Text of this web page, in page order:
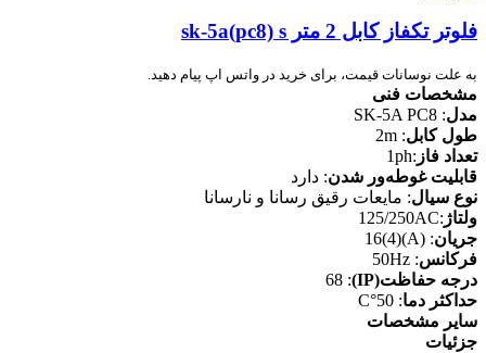
فلوتر تکفاز کابل 2 متر sk-5a(pc8) s
به علت نوسانات قیمت، برای خرید در واتس اپ پیام دهید.
مشخصات فنی
مدل: SK-5A PC8
طول کابل: 2m
تعداد فاز :1ph
قابلیت غوطه‌ور شدن: دارد
نوع سیال: مایعات رقیق رسانا و نارسانا
ولتاژ :125/250AC
جریان: (A)(4)16
فرکانس: 50Hz
درجه حفاظت(IP)
: 68
حداکثر دما: 50°C
سایر مشخصات
جزئیات